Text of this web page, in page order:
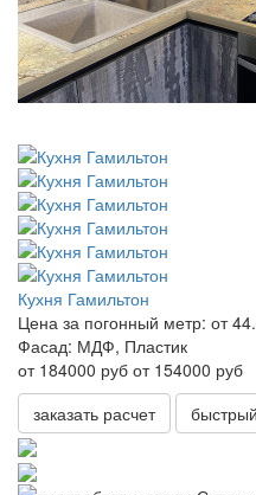
Кухня Гамильтон
Цена за погонный метр: от
Фасад: МДФ, Пластик
от 184000 руб от 154000 руб
заказать расчет